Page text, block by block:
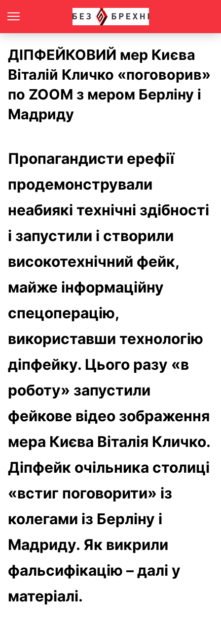
ДІПФЕЙКОВИЙ мер Києва
Віталій Кличко «поговорив»
по ZOOM з мером Берліну і
Мадриду
Пропагандисти ерефії
продемонстрували
неабиякі технічні здібності
і запустили і створили
високотехнічний фейк,
майже інформаційну
спецоперацію,
використавши технологію
діпфейку. Цього разу «в
роботу» запустили
фейкове відео зображення
мера Києва Віталія Кличко.
Діпфейк очільника столиці
«встиг поговорити» із
колегами із Берліну і
Мадриду. Як викрили
фальсифікацію – далі у
матеріалі.